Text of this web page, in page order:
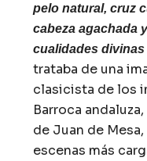
pelo natural, cruz
cabeza agachada
cualidades
trataba de una
clasicista de los
Barroca
de Juan de
escenas más